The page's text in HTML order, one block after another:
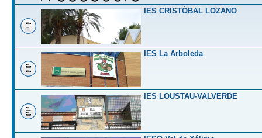
IES CRISTÓBAL LOZANO
IES La Arboleda
IES LOUSTAU-VALVERDE